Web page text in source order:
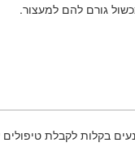
גורם להם למעצור.
בקלות לקבלת טיפולים